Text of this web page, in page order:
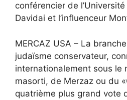
conférencier de
Davidai et l’influenceur
MERCAZ USA – La
judaïsme conservateur,
internationalement sous le
masorti, de Merzaz ou du
quatrième plus grand vote